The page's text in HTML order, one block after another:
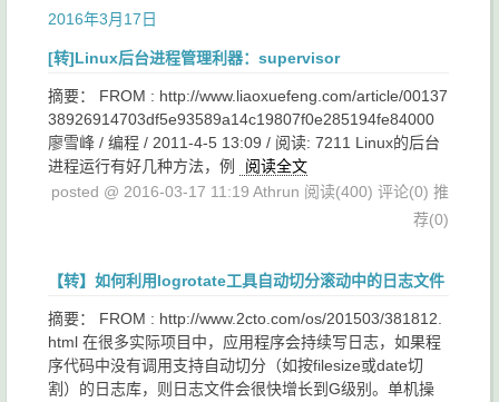
2016年3月17日
[转]Linux后台进程管理利器：supervisor
摘要： FROM : http://www.liaoxuefeng.com/article/00137
38926914703df5e93589a14c19807f0e285194fe84000
廖雪峰 / 编程 / 2011-4-5 13:09 / 阅读: 7211 Linux的后台
进程运行有好几种方法，例
阅读全文
posted @ 2016-03-17 11:19 Athrun 阅读(400) 评论(0) 推
荐(0)
【转】如何利用logrotate工具自动切分滚动中的日志文件
摘要： FROM : http://www.2cto.com/os/201503/381812.
html 在很多实际项目中，应用程序会持续写日志，如果程
序代码中没有调用支持自动切分（如按filesize或date切
割）的日志库，则日志文件会很快增长到G级别。单机操